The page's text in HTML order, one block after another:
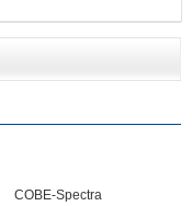
COBE-Spectra